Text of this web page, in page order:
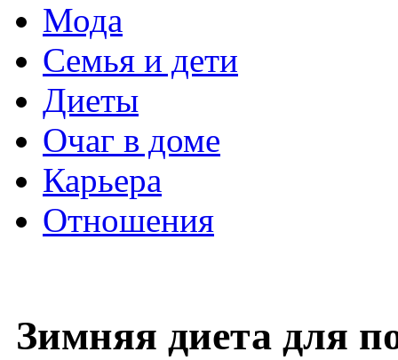
Мода
Семья и дети
Диеты
Очаг в доме
Карьера
Отношения
Зимняя диета для